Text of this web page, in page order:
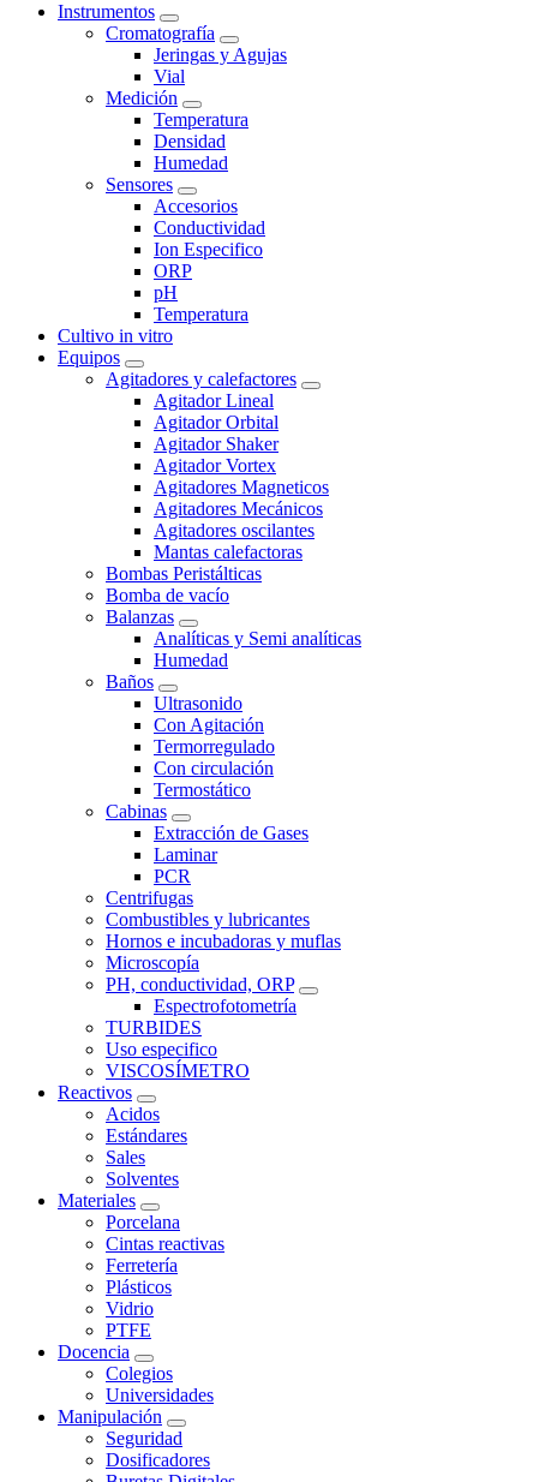
Instrumentos
Cromatografía
Jeringas y Agujas
Vial
Medición
Temperatura
Densidad
Humedad
Sensores
Accesorios
Conductividad
Ion Especifico
ORP
pH
Temperatura
Cultivo in vitro
Equipos
Agitadores y calefactores
Agitador Lineal
Agitador Orbital
Agitador Shaker
Agitador Vortex
Agitadores Magneticos
Agitadores Mecánicos
Agitadores oscilantes
Mantas calefactoras
Bombas Peristálticas
Bomba de vacío
Balanzas
Analíticas y Semi analíticas
Humedad
Baños
Ultrasonido
Con Agitación
Termorregulado
Con circulación
Termostático
Cabinas
Extracción de Gases
Laminar
PCR
Centrifugas
Combustibles y lubricantes
Hornos e incubadoras y muflas
Microscopía
PH, conductividad, ORP
Espectrofotometría
TURBIDES
Uso especifico
VISCOSÍMETRO
Reactivos
Acidos
Estándares
Sales
Solventes
Materiales
Porcelana
Cintas reactivas
Ferretería
Plásticos
Vidrio
PTFE
Docencia
Colegios
Universidades
Manipulación
Seguridad
Dosificadores